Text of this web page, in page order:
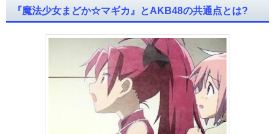
『魔法少女まどか☆マギカ』とAKB48の共通点とは?